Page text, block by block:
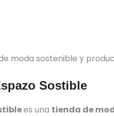
moda sostenible y
Sostible
es una tienda de